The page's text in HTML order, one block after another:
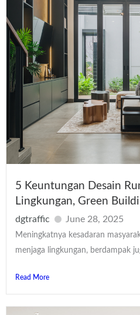
5 Keuntungan Desain
Lingkungan, Green
dgtraffic June 28, 2025
Meningkatnya kesadaran
menjaga lingkungan, berdampak
Read More